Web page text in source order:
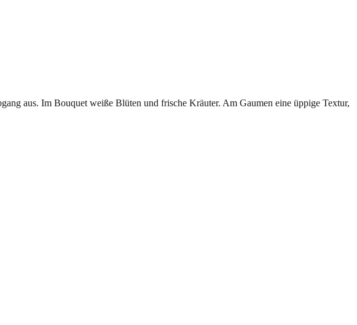
aus. Im Bouquet weiße Blüten und frische Kräuter. Am Gaumen eine üppige Textur,